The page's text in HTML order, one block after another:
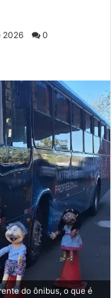
2026 0
do ônibus, o que é